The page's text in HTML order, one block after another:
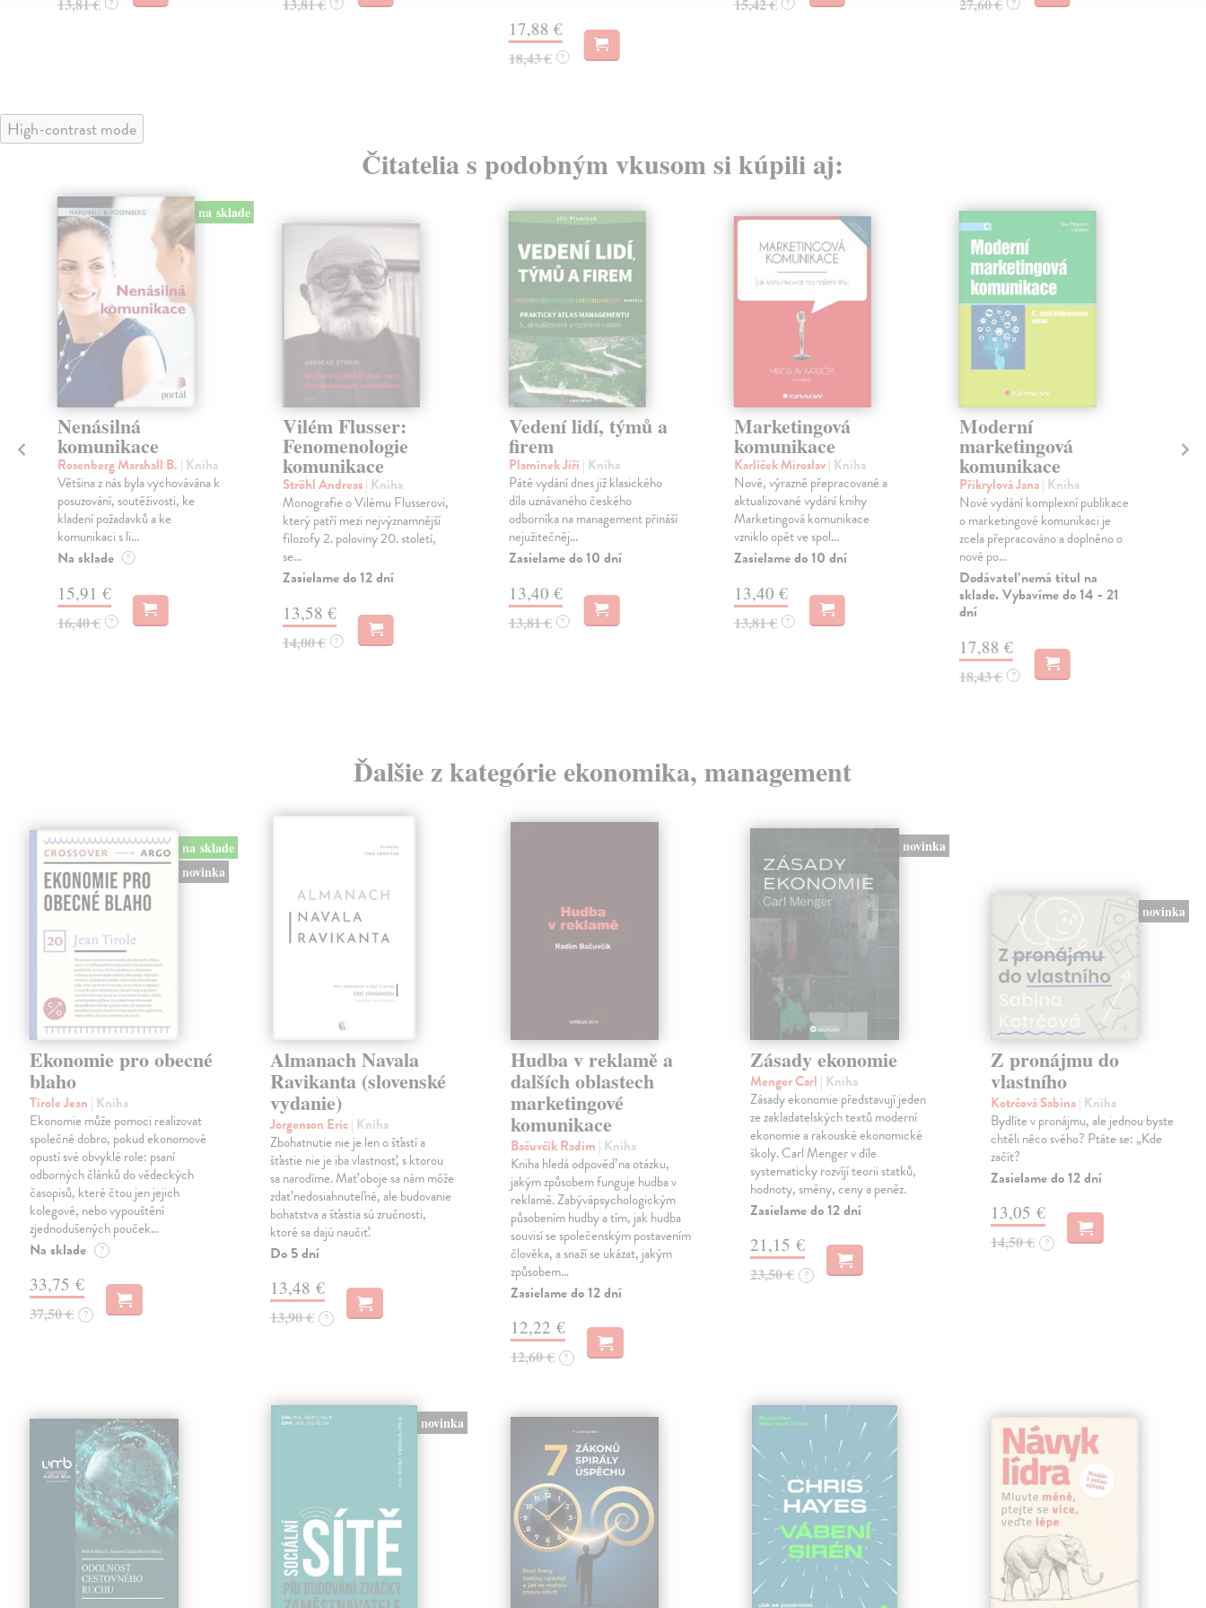
? ?
17,88 €
18,43 € ?
? ?
High-contrast mode
Čitatelia s podobným vkusom si kúpili aj:
na sklade
Nenásilná
komunikace
Rosenberg Marshall B. | Kniha
Většina z nás byla vychovávána k
posuzování, soutěživosti, ke
kladení požadavků a ke
komunikaci s li...
Na sklade ?
15,91 €
16,40 € ?
Vilém Flusser:
Fenomenologie
komunikace
Ströhl Andreas| Kniha
Monografie o Vilému Flusserovi,
který patří mezi nejvýznamnější
filozofy 2. poloviny 20. století,
se...
Zasielame do 12 dní
13,58 €
14,00 € ?
Vedení lidí, týmů a
firem
Plamínek Jiří | Kniha
Páté vydání dnes již klasického
díla uznávaného českého
odborníka na management přináší
nejužitečněj...
Zasielame do 10 dní
13,40 €
13,81 € ?
Marketingová
komunikace
Karlíček Miroslav| Kniha
Nové, výrazně přepracované a
aktualizované vydání knihy
Marketingová komunikace
vzniklo opět ve spol...
Zasielame do 10 dní
13,40 €
13,81 € ?
Moderní
marketingová
komunikace
Přikrylová Jana| Kniha
Nové vydání komplexní publikace
o marketingové komunikaci je
zcela přepracováno a doplněno o
nové po...
Dodávateľ nemá titul na
sklade. Vybavíme do 14 - 21
dní
17,88 €
18,43 € ?
je
Ďalšie z kategórie ekonomika, management
na sklade
novinka
Ekonomie pro obecné
blaho
Tirole Jean | Kniha
Ekonomie může pomoci realizovat
společné dobro, pokud ekonomové
opustí své obvyklé role: psaní
odborných článků do vědeckých
časopisů, které čtou jen jejich
kolegové, nebo vypouštění
zjednodušených pouček…
Na sklade ?
33,75 €
37,50 € ?
Almanach Navala
Ravikanta (slovenské
vydanie)
Jorgenson Eric| Kniha
Zbohatnutie nie je len o šťastí a
šťastie nie je iba vlastnosť, s ktorou
sa narodíme. Mať oboje sa nám môže
zdať nedosiahnuteľné, ale budovanie
bohatstva a šťastia sú zručnosti,
ktoré sa dajú naučiť.
Do 5 dní
13,48 €
13,90 € ?
Hudba v reklamě a
dalších oblastech
marketingové
komunikace
Bačuvčík Radim | Kniha
Kniha hledá odpověď na otázku,
jakým způsobem funguje hudba v
reklamě. Zabývápsychologickým
působením hudby a tím, jak hudba
souvisí se společenským postavením
člověka, a snaží se ukázat, jakým
způsobem…
Zasielame do 12 dní
12,22 €
12,60 € ?
novinka
Zásady ekonomie
Menger Carl | Kniha
Zásady ekonomie představují jeden
ze zakladatelských textů moderní
ekonomie a rakouské ekonomické
školy. Carl Menger v díle
systematicky rozvíjí teorii statků,
hodnoty, směny, ceny a peněz.
Zasielame do 12 dní
21,15 €
23,50 € ?
novinka
Z pronájmu do
vlastního
Kotrčová Sabina| Kniha
Bydlíte v pronájmu, ale jednou byste
chtěli něco svého? Ptáte se: „Kde
začít?
Zasielame do 12 dní
13,05 €
14,50 € ?
novinka